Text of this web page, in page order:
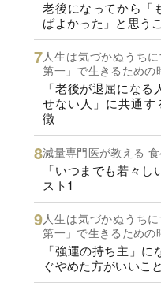
老後になってから「
ばよかった」と思う
人生は気づかぬうち
第一」で生きるための
「老後が退屈にな
せない人」に共通
徴
減量専門医が教える
「いつまでも若々
スト1
人生は気づかぬうち
第一」で生きるための
「強運の持ち主」
ぐやめた方がいいこ